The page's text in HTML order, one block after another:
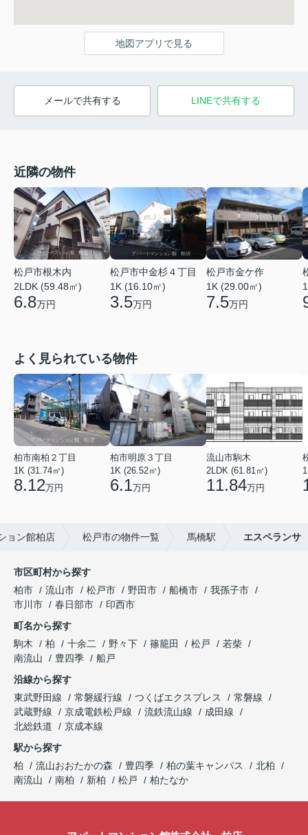
地図アプリで見る
メールで共有する LINEで共有する
近隣の物件
松戸市根木内
2LDK (59.48㎡)
6.8万円
松戸市中金杉４丁目
1K (16.10㎡)
3.5万円
松戸市金ケ作
1K (29.00㎡)
7.5万円
よく見られている物件
柏市南柏２丁目
1K (31.74㎡)
8.12万円
柏市明原３丁目
1K (26.52㎡)
6.1万円
流山市駒木
2LDK (61.81㎡)
11.84万円
ョン館柏店 松戸市の物件一覧 馬橋駅 エスペランサ
市区町村から探す
柏市
流山市 松戸市 野田市 船橋市
我孫子市
市川市
春日部市
印西市
町名から探す
駒木
柏 十余二 野々下 篠籠田 松戸
若柴
南流山
豊四季
船戸
沿線から探す
東武野田線
常磐緩行線 つくばエクスプレス
常磐線
武蔵野線
京成電鉄松戸線 流鉄流山線
成田線
北総鉄道
京成本線
駅から探す
柏
流山おおたかの森 豊四季 柏の葉キャンパス
北柏
南流山
南柏 新柏 松戸 柏たなか